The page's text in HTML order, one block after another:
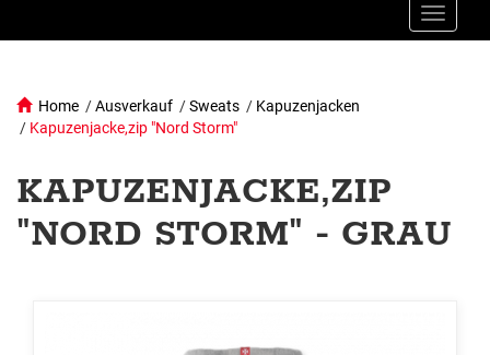
Toggle
Home /Ausverkauf /Sweats / Kapuzenjacken
/ Kapuzenjacke,zip "Nord Storm"
KAPUZENJACKE,ZIP
"NORD STORM" - GRAU